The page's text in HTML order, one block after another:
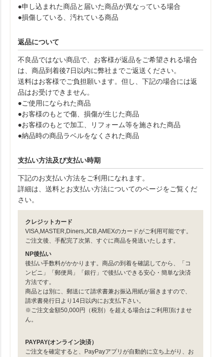
●申し込まれた商品と届いた商品が異なっている場合
●損傷している、汚れている商品
返品について
不良品ではない商品で、お客様が返品をご希望される場合
は、商品到着後7日以内に弊社までご返送ください。
送料はお客様でご負担願います。但し、下記の場合には返
品はお受けできません。
●ご使用になられた商品
●お客様のもとで傷、損傷が生じた商品
●お客様のもとで加工、リフォーム等を施された商品
●納品時の商品ラベルをなくされた商品
支払い方法及び支払い時期
下記のお支払い方法をご利用になれます。
詳細は、送料とお支払い方法についてのページをご覧くだ
さい。
クレジットカード
VISA,MASTER,Diners,JCB,AMEXのカードがご利用可能です。
ご注文後、手配完了次第、すぐに商品を発送いたします。
NP後払い
後払い手数料がかかります。商品の到着を確認してから、「コ
ンビニ」「郵便局」「銀行」で後払いできる安心・簡単な決済
方法です。
商品とは別に、郵送にて請求書兼お振込用紙が届きますので、
請求書発行日より14日以内にお支払下さい。
※ご注文金額50,000円（税別）を超える場合はご利用頂けませ
ん。
PAYPAY(オンライン決済）
ご注文を確定すると、PayPayアプリが自動的に立ち上がり、お